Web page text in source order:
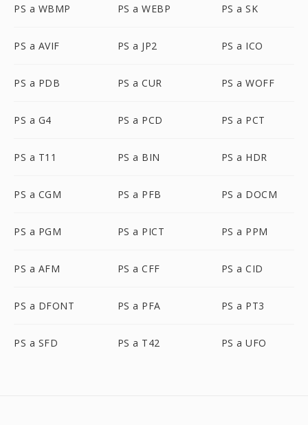
PS a WBMP PS a WEBP PS a SK
PS a AVIF PS a JP2 PS a ICO
PS a PDB PS a CUR PS a WOFF
PS a G4 PS a PCD PS a PCT
PS a T11 PS a BIN PS a HDR
PS a CGM PS a PFB PS a DOCM
PS a PGM PS a PICT PS a PPM
PS a AFM PS a CFF PS a CID
PS a DFONT PS a PFA PS a PT3
PS a SFD PS a T42 PS a UFO